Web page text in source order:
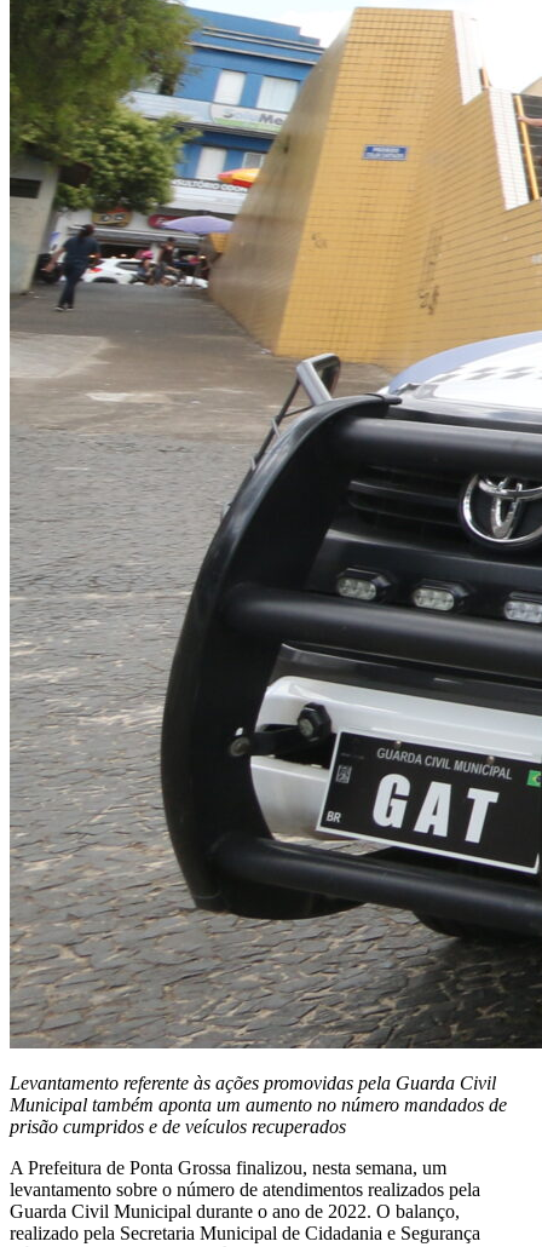
Levantamento referente às ações promovidas pela Guarda Civil
Municipal também aponta um aumento no número mandados de
prisão cumpridos e de veículos recuperados
A Prefeitura de Ponta Grossa finalizou, nesta semana, um
levantamento sobre o número de atendimentos realizados pela
Guarda Civil Municipal durante o ano de 2022. O balanço,
realizado pela Secretaria Municipal de Cidadania e Segurança